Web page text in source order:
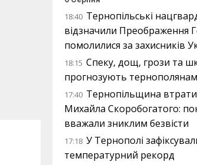
18:40 Тернопільські
відзначили Преображення
помолилися за захисників
18:15 Спеку, дощ, грози та
прогнозують
17:40 Тернопільщина
Михайла Скоробогатого:
вважали зниклим безвісти
17:18 У Тернополі
температурний рекорд